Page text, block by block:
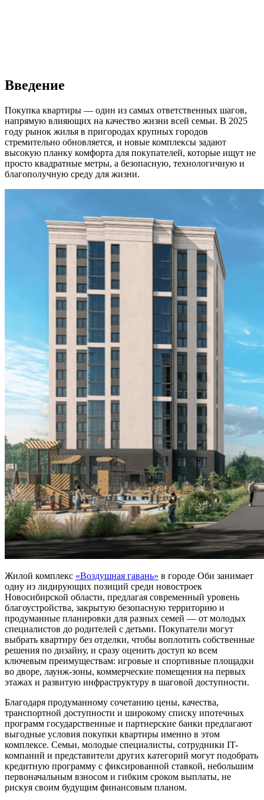
Введение
Покупка квартиры — один из самых ответственных шагов,
напрямую влияющих на качество жизни всей семьи. В 2025
году рынок жилья в пригородах крупных городов
стремительно обновляется, и новые комплексы задают
высокую планку комфорта для покупателей, которые ищут не
просто квадратные метры, а безопасную, технологичную и
благополучную среду для жизни.
Жилой комплекс «Воздушная гавань» в городе Оби занимает
одну из лидирующих позиций среди новостроек
Новосибирской области, предлагая современный уровень
благоустройства, закрытую безопасную территорию и
продуманные планировки для разных семей — от молодых
специалистов до родителей с детьми. Покупатели могут
выбрать квартиру без отделки, чтобы воплотить собственные
решения по дизайну, и сразу оценить доступ ко всем
ключевым преимуществам: игровые и спортивные площадки
во дворе, лаунж-зоны, коммерческие помещения на первых
этажах и развитую инфраструктуру в шаговой доступности.
Благодаря продуманному сочетанию цены, качества,
транспортной доступности и широкому списку ипотечных
программ государственные и партнерские банки предлагают
выгодные условия покупки квартиры именно в этом
комплексе. Семьи, молодые специалисты, сотрудники IT-
компаний и представители других категорий могут подобрать
кредитную программу с фиксированной ставкой, небольшим
первоначальным взносом и гибким сроком выплаты, не
рискуя своим будущим финансовым планом.